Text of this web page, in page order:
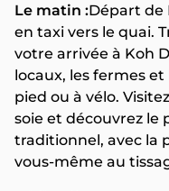
Le matin :Départ de
en taxi vers le quai.
votre arrivée à Koh
locaux, les fermes
pied ou à vélo.
soie et découvrez le
traditionnel, avec la
vous-même au